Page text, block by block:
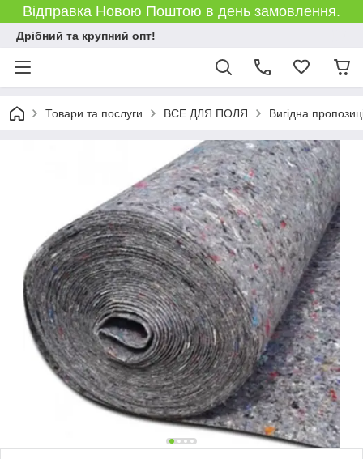
Відправка Новою Поштою в день замовлення.
Дрібний та крупний опт!
Товари та послуги ВСЕ ДЛЯ ПОЛЯ Вигідна